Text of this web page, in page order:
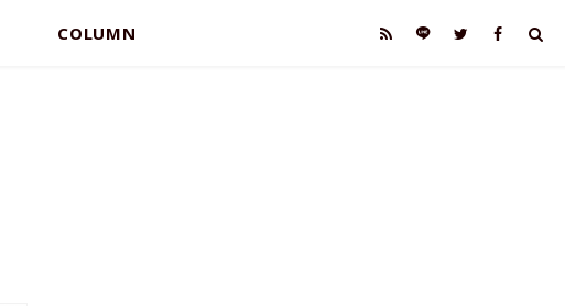
COLUMN